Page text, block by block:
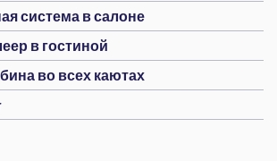
система в салоне
в гостиной
во всех каютах